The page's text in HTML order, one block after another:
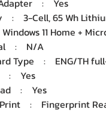
Adapter : Yes
: 3-Cell, 65 Wh
11 Home +
: N/A
Type : ENG/TH
: Yes
: Yes
Print : Fingerprint